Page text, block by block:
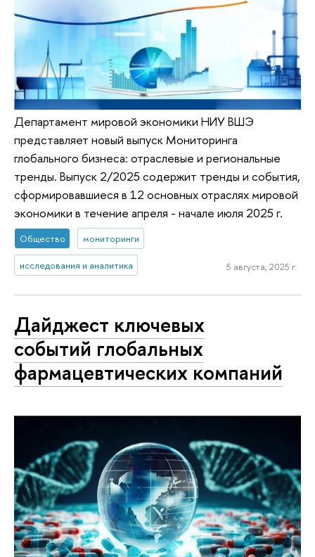
Департамент мировой экономики НИУ ВШЭ
представляет новый выпуск Мониторинга
глобального бизнеса: отраслевые и региональные
тренды. Выпуск 2/2025 содержит тренды и события,
сформировавшиеся в 12 основных отраслях мировой
экономики в течение апреля - начале июля 2025 г.
Общество мониторинги
исследования и аналитика 5 августа, 2025 г.
Дайджест ключевых
событий глобальных
фармацевтических компаний